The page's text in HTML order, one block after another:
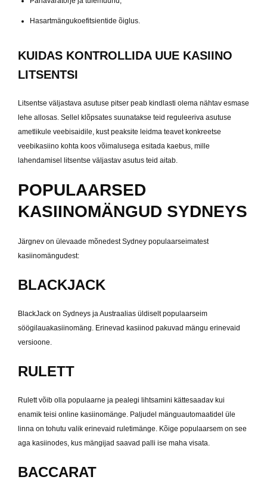
Hasartmängukoefitsientide õiglus.
KUIDAS KONTROLLIDA UUE KASIINO
LITSENTSI
Litsentse väljastava asutuse pitser peab kindlasti olema nähtav esmase
lehe allosas. Sellel klõpsates suunatakse teid reguleeriva asutuse
ametlikule veebisaidile, kust peaksite leidma teavet konkreetse
veebikasiino kohta koos võimalusega esitada kaebus, mille
lahendamisel litsentse väljastav asutus teid aitab.
POPULAARSED
KASIINOMÄNGUD SYDNEYS
Järgnev on ülevaade mõnedest Sydney populaarseimatest
kasiinomängudest:
BLACKJACK
BlackJack on Sydneys ja Austraalias üldiselt populaarseim
söögilauakasiinomäng. Erinevad kasiinod pakuvad mängu erinevaid
versioone.
RULETT
Rulett võib olla populaarne ja pealegi lihtsamini kättesaadav kui
enamik teisi online kasiinomänge. Paljudel mänguautomaatidel üle
linna on tohutu valik erinevaid ruletimänge. Kõige populaarsem on see
aga kasiinodes, kus mängijad saavad palli ise maha visata.
BACCARAT